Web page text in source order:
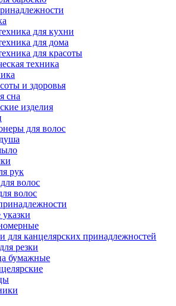
для кухни
для дома
для красоты
техника
и здоровья
сна
изделия
для волос
рук
волос
волос
для канцелярских принадлежностей
резки
бумажные